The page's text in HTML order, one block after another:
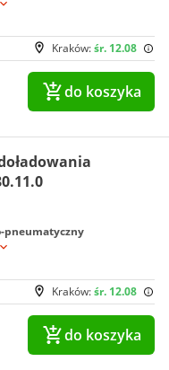
Kraków:śr. 12.08
do koszyka
pneumatyczny
Kraków:śr. 12.08
do koszyka